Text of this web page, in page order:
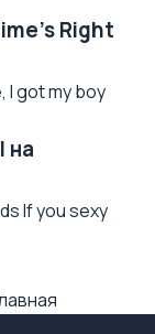
Right
I got my boy
на
If you sexy